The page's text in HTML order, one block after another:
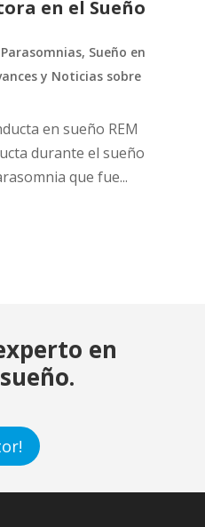
en el Sueño
Parasomnias, Sueño en
y Noticias sobre
en sueño REM
durante el sueño
que fue...
en